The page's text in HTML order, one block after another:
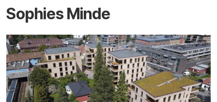
Sophies Minde